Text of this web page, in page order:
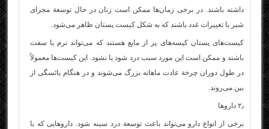
داشته باشند. در برخی زمان‌ها ممکن است زنان در حال توسعة مجرای
شیر یا تغییرات غدد باشند که به شکل کیست پستان ظاهر می‌شود.
کیست‌های پستان کیسه‌های پر از مایع هستند که می‌تواند نرم یا سفت
باشند و ممکن است این مورد سبب درد شود یا نشود. این کیست‌ها معمولاً
در طول دوران چرخة عادت ماهانه بزرگ می‌شوند و در هنگام یائسگی از
بین می‌روند.
۲٫ داروها
برخی از انواع دارو می‌تواند باعث توسعة درد سینه شود. داروهایی که با